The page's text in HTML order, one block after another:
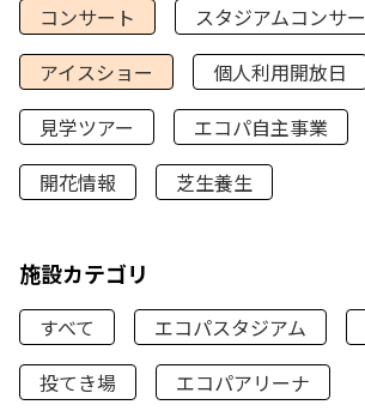
コンサート
スタジアムコンサ
アイスショー
個人利用開放日
見学ツアー
エコパ自主事業
開花情報
芝生養生
施設カテゴリ
すべて エコパスタジアム
投てき場
エコパアリーナ